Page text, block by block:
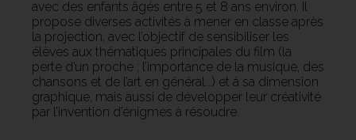
avec des enfants âgés entre 5 et 8 ans environ. Il
propose diverses activités à mener en classe après
la projection, avec l’objectif de sensibiliser les
élèves aux thématiques principales du film (la
perte d’un proche ; l’importance de la musique, des
chansons et de l’art en général...) et à sa dimension
graphique, mais aussi de développer leur créativité
par l’invention d’énigmes à résoudre.